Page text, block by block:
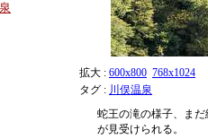
拡大 : 600x800 768x1024
タグ : 川俣温泉
蛇王の滝の様子、ま
が見受けられる。